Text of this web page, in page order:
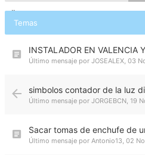
Temas
INSTALADOR EN VALENCIA
Último mensaje por JOSEALEX, 03
simbolos contador de la luz
Último mensaje por JORGEBCN, 19
Sacar tomas de enchufe de
Último mensaje por Antonio13, 02